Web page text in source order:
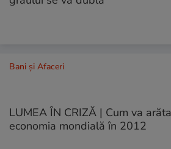
Bani și Afaceri
LUMEA ÎN CRIZĂ | Cum va arăta
economia mondială în 2012